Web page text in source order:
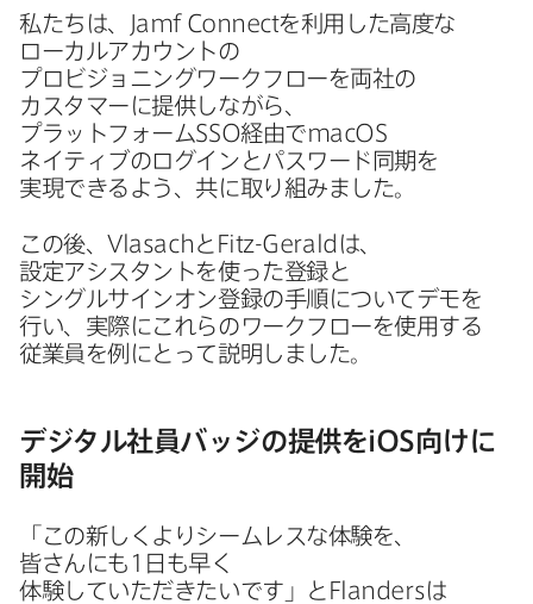
私たちは、 Jamf Connectを​利用した​高度な​
ローカルアカウントの​
プロビジョニングワークフローを​両社の​
カスタマーに​提供しながら、​
プラットフォームSSO経由でmacOS
ネイティブの​ログインと​パスワード同期を​
実現できるよう、​共に​取り組みました。
この​後、 Vlasach と Fitz-Gerald は、​
設定アシスタントを​使った​登録と​
シングルサインオン登録の​手順に​ついて​デモを​
行い、​実際に​これらの​ワークフローを​使用する​
従業員を​例に​とって​説明しました。
デジタル社員バッジの​提供をiOS向けに​
開始
「この​新しくより​シームレスな​体験を、​
皆さんにも 1 日も​早く​
体験していただきたいです」と Flandersは​